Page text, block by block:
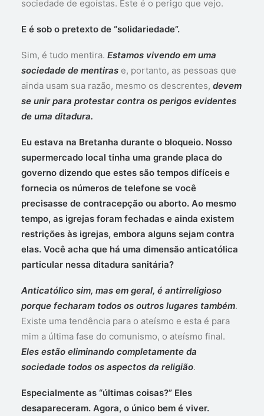
sociedade de egoístas. Este é o perigo que vejo.
E é sob o pretexto de “solidariedade”.
Sim, é tudo mentira. Estamos vivendo em uma
sociedade de mentiras e, portanto, as pessoas que
ainda usam sua razão, mesmo os descrentes, devem
se unir para protestar contra os perigos evidentes
de uma ditadura.
Eu estava na Bretanha durante o bloqueio. Nosso
supermercado local tinha uma grande placa do
governo dizendo que estes são tempos difíceis e
fornecia os números de telefone se você
precisasse de contracepção ou aborto. Ao mesmo
tempo, as igrejas foram fechadas e ainda existem
restrições às igrejas, embora alguns sejam contra
elas. Você acha que há uma dimensão anticatólica
particular nessa ditadura sanitária?
Anticatólico sim, mas em geral, é antirreligioso
porque fecharam todos os outros lugares também.
Existe uma tendência para o ateísmo e esta é para
mim a última fase do comunismo, o ateísmo final.
Eles estão eliminando completamente da
sociedade todos os aspectos da religião.
Especialmente as “últimas coisas?” Eles
desapareceram. Agora, o único bem é viver.